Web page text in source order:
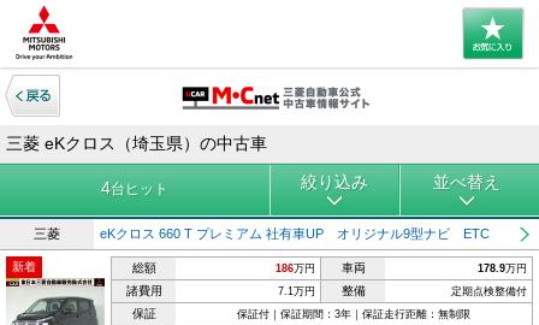
三菱 eKクロス（埼玉県）の中古車
4台ヒット 絞り込み 並べ替え
三菱 eKクロス 660 T プレミアム 社有車UP オリジナル9型ナビ ETC
新着 総額 186万円 車両 178.9万円
諸費用 7.1万円 整備 定期点検整備付
保証 保証付｜保証期間：3年｜保証走行距離：無制限